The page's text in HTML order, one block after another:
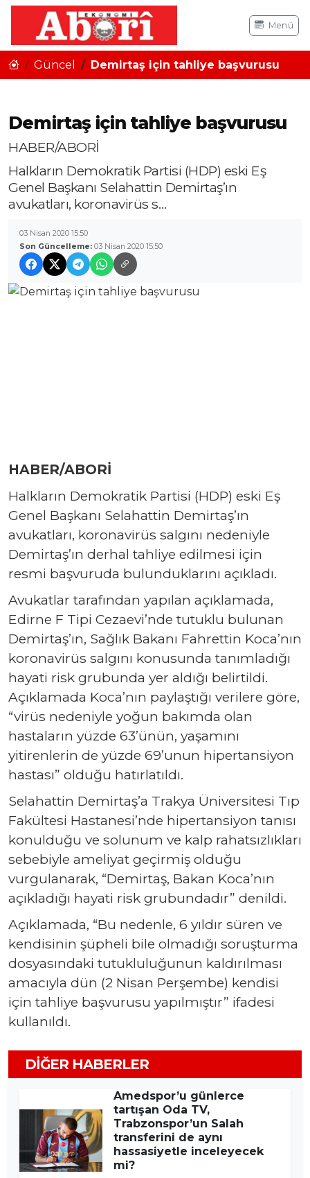
Menü
Güncel Demirtaş için tahliye başvurusu
Demirtaş için tahliye başvurusu
HABER/ABORİ
Halkların Demokratik Partisi (HDP) eski Eş
Genel Başkanı Selahattin Demirtaş’ın
avukatları, koronavirüs s…
03 Nisan 2020 15:50
Son Güncelleme: 03 Nisan 2020 15:50
HABER/ABORİ
Halkların Demokratik Partisi (HDP) eski Eş
Genel Başkanı Selahattin Demirtaş’ın
avukatları, koronavirüs salgını nedeniyle
Demirtaş’ın derhal tahliye edilmesi için
resmi başvuruda bulunduklarını açıkladı.
Avukatlar tarafından yapılan açıklamada,
Edirne F Tipi Cezaevi’nde tutuklu bulunan
Demirtaş’ın, Sağlık Bakanı Fahrettin Koca’nın
koronavirüs salgını konusunda tanımladığı
hayati risk grubunda yer aldığı belirtildi.
Açıklamada Koca’nın paylaştığı verilere göre,
“virüs nedeniyle yoğun bakımda olan
hastaların yüzde 63’ünün, yaşamını
yitirenlerin de yüzde 69’unun hipertansiyon
hastası” olduğu hatırlatıldı.
Selahattin Demirtaş’a Trakya Üniversitesi Tıp
Fakültesi Hastanesi’nde hipertansiyon tanısı
konulduğu ve solunum ve kalp rahatsızlıkları
sebebiyle ameliyat geçirmiş olduğu
vurgulanarak, “Demirtaş, Bakan Koca’nın
açıkladığı hayati risk grubundadır” denildi.
Açıklamada, “Bu nedenle, 6 yıldır süren ve
kendisinin şüpheli bile olmadığı soruşturma
dosyasındaki tutukluluğunun kaldırılması
amacıyla dün (2 Nisan Perşembe) kendisi
için tahliye başvurusu yapılmıştır” ifadesi
kullanıldı.
DIĞER HABERLER
Amedspor’u günlerce
tartışan Oda TV,
Trabzonspor’un Salah
transferini de aynı
hassasiyetle inceleyecek
mi?